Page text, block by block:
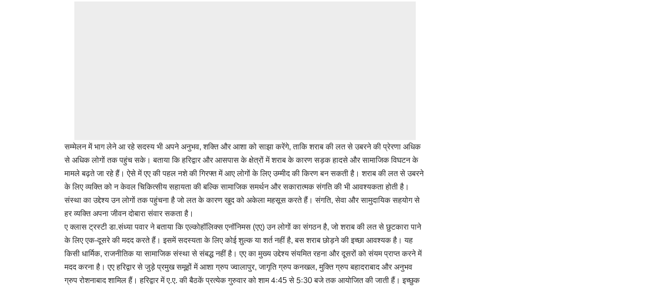
सम्मेलन में भाग लेने आ रहे सदस्य भी अपने अनुभव, शक्ति और आशा को साझा करेंगे, ताकि शराब की लत से उबरने की प्रेरणा अधिक
से अधिक लोगों तक पहुंच सके। बताया कि हरिद्वार और आसपास के क्षेत्रों में शराब के कारण सड़क हादसे और सामाजिक विघटन के
मामले बढ़ते जा रहे हैं। ऐसे में एए की पहल नशे की गिरफ्त में आए लोगों के लिए उम्मीद की किरण बन सकती है। शराब की लत से उबरने
के लिए व्यक्ति को न केवल चिकित्सीय सहायता की बल्कि सामाजिक समर्थन और सकारात्मक संगति की भी आवश्यकता होती है।
संस्था का उद्देश्य उन लोगों तक पहुंचना है जो लत के कारण खुद को अकेला महसूस करते हैं। संगति, सेवा और सामुदायिक सहयोग से
हर व्यक्ति अपना जीवन दोबारा संवार सकता है।
ए क्लास ट्रस्टी डा.संध्या पवार ने बताया कि एल्कोहॉलिक्स एनॉनिमस (एए) उन लोगों का संगठन है, जो शराब की लत से छुटकारा पाने
के लिए एक-दूसरे की मदद करते हैं। इसमें सदस्यता के लिए कोई शुल्क या शर्त नहीं है, बस शराब छोड़ने की इच्छा आवश्यक है। यह
किसी धार्मिक, राजनीतिक या सामाजिक संस्था से संबद्ध नहीं है। एए का मुख्य उद्देश्य संयमित रहना और दूसरों को संयम प्राप्त करने में
मदद करना है। एए हरिद्वार से जुड़े प्रमुख समूहों में आशा ग्रुप ज्वालापुर, जागृति ग्रुप कनखल, मुक्ति ग्रुप बहादराबाद और अनुभव
ग्रुप रोशनाबाद शामिल हैं। हरिद्वार में ए.ए. की बैठकें प्रत्येक गुरुवार को शाम 4ः45 से 5ः30 बजे तक आयोजित की जाती हैं। इच्छुक